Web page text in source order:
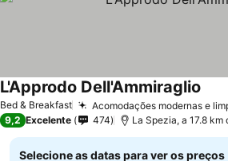
Bed & Breakfast Acomodações modernas e
L'Approdo Dell'Ammiraglio
9,2 Excelente 474 La Spezia, a 17.8 km
Selecione as datas para ver os preços